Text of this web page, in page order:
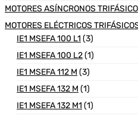
MOTORES ASÍNCRONOS
MOTORES ELÉCTRICOS
IE1 MSEFA 100 L1 (3)
IE1 MSEFA 100 L2(1)
IE1 MSEFA 112 M (3)
IE1 MSEFA 132 M (1)
IE1 MSEFA 132 M1 (1)